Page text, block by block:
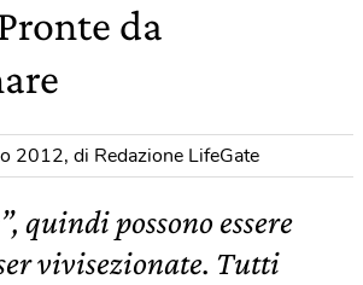
da
2012, di Redazione LifeGate
quindi possono essere
vivisezionate. Tutti